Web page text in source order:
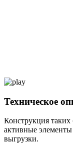
Техническое
Конструкция таких
активные элементы
выгрузки.